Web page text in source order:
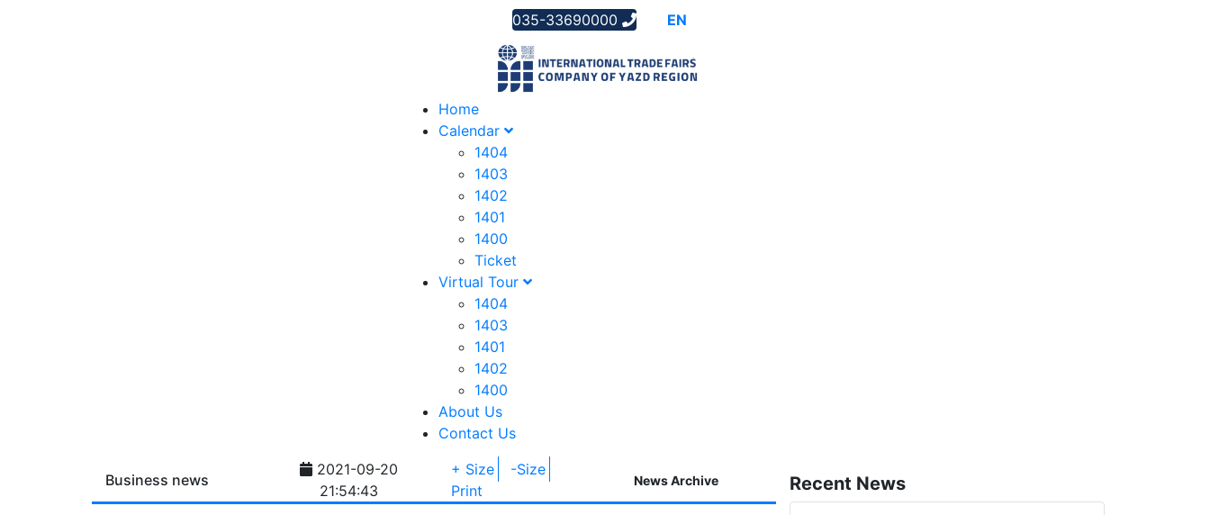
035-33690000 EN
Home
Calendar
1404
1403
1402
1401
1400
Ticket
Virtual Tour
1404
1403
1401
1402
1400
About Us
Contact Us
Business news
2021-09-20
21:54:43
+ Size
-Size
Print
News Archive Recent News